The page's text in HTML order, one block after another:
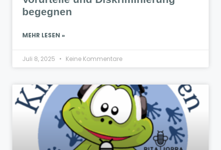
begegnen
MEHR LESEN »
Juli 8, 2025 Keine Kommentare